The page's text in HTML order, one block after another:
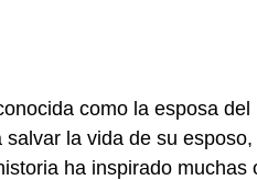
como la esposa del
la vida de su esposo,
ha inspirado muchas